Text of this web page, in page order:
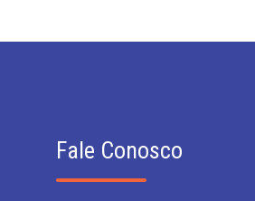
Fale Conosco